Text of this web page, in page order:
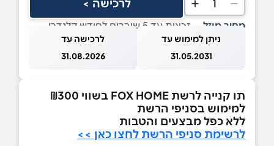
1 לרכישה >
מחיר מוזל — זכאות עד 5 שוברים לחודש קלנדרי
ניתן למימוש עד
31.05.2031
לרכישה עד
31.08.2026
תו קנייה לרשת FOX HOME בשווי ₪300
למימוש בסניפי הרשת
ללא כפל מבצעים והטבות
לרשימת סניפי הרשת לחצו כאן >>